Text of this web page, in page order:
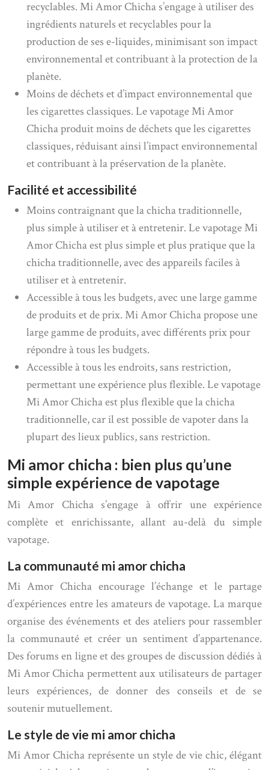
recyclables. Mi Amor Chicha s’engage à utiliser des
ingrédients naturels et recyclables pour la
production de ses e-liquides, minimisant son impact
environnemental et contribuant à la protection de la
planète.
Moins de déchets et d’impact environnemental que
les cigarettes classiques. Le vapotage Mi Amor
Chicha produit moins de déchets que les cigarettes
classiques, réduisant ainsi l’impact environnemental
et contribuant à la préservation de la planète.
Facilité et accessibilité
Moins contraignant que la chicha traditionnelle,
plus simple à utiliser et à entretenir. Le vapotage Mi
Amor Chicha est plus simple et plus pratique que la
chicha traditionnelle, avec des appareils faciles à
utiliser et à entretenir.
Accessible à tous les budgets, avec une large gamme
de produits et de prix. Mi Amor Chicha propose une
large gamme de produits, avec différents prix pour
répondre à tous les budgets.
Accessible à tous les endroits, sans restriction,
permettant une expérience plus flexible. Le vapotage
Mi Amor Chicha est plus flexible que la chicha
traditionnelle, car il est possible de vapoter dans la
plupart des lieux publics, sans restriction.
Mi amor chicha : bien plus qu’une
simple expérience de vapotage
Mi Amor Chicha s’engage à offrir une expérience
complète et enrichissante, allant au-delà du simple
vapotage.
La communauté mi amor chicha
Mi Amor Chicha encourage l’échange et le partage
d’expériences entre les amateurs de vapotage. La marque
organise des événements et des ateliers pour rassembler
la communauté et créer un sentiment d’appartenance.
Des forums en ligne et des groupes de discussion dédiés à
Mi Amor Chicha permettent aux utilisateurs de partager
leurs expériences, de donner des conseils et de se
soutenir mutuellement.
Le style de vie mi amor chicha
Mi Amor Chicha représente un style de vie chic, élégant